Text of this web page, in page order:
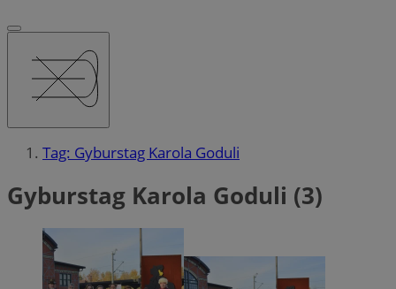
Tag: Gyburstag Karola Goduli
Gyburstag Karola Goduli (3)